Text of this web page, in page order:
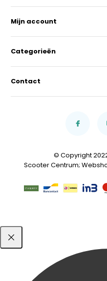
Mijn account
Categorieën
Contact
© Copyright
Scooter Centrum;